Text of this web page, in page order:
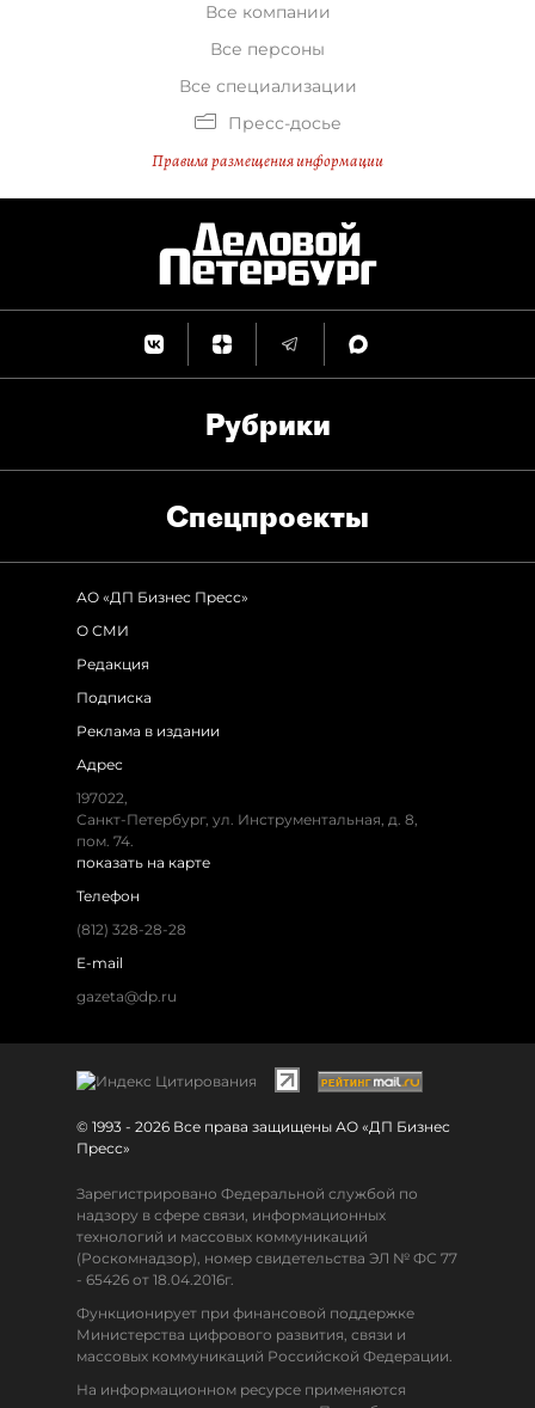
Все компании
Все персоны
Все специализации
Пресс-досье
Правила размещения информации
Рубрики
Спец­проекты
АО «ДП Бизнес Пресс»
О СМИ
Редакция
Подписка
Реклама в издании
Адрес
197022,
Санкт-Петербург, ул. Инструментальная, д. 8,
пом. 74.
показать на карте
Телефон
(812) 328-28-28
E-mail
gazeta@dp.ru
© 1993 - 2026 Все права защищены АО «ДП Бизнес
Пресс»
Зарегистрировано Федеральной службой по
надзору в сфере связи, информационных
технологий и массовых коммуникаций
(Роскомнадзор), номер свидетельства ЭЛ № ФС 77
- 65426 от 18.04.2016г.
Функционирует при финансовой поддержке
Министерства цифрового развития, связи и
массовых коммуникаций Российской Федерации.
На информационном ресурсе применяются